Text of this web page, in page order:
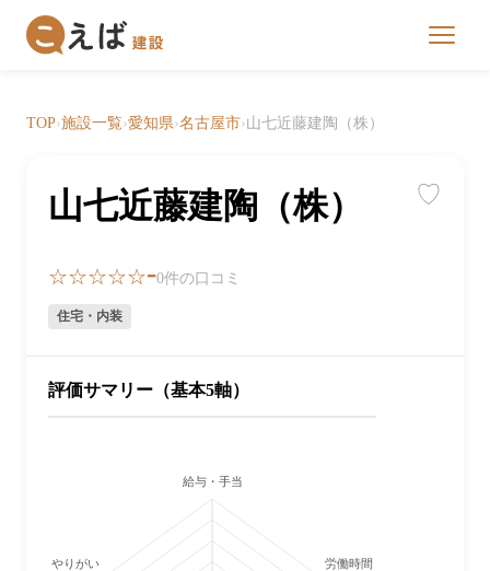
TOP›施設一覧›愛知県›名古屋市›山七近藤建陶（株）
山七近藤建陶（株） ♡
☆☆☆☆☆-0件の口コミ
住宅・内装
評価サマリー（基本5軸）
給与・手当
労働時間・休日
やりがい